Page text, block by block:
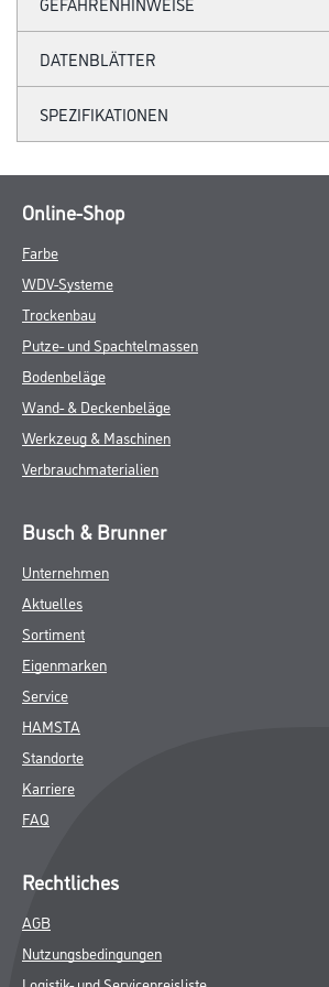
DATENBLÄTTER
SPEZIFIKATIONEN
Online-Shop
Farbe
WDV-Systeme
Trockenbau
Putze- und Spachtelmassen
Bodenbeläge
Wand- & Deckenbeläge
Werkzeug & Maschinen
Verbrauchmaterialien
Busch & Brunner
Unternehmen
Aktuelles
Sortiment
Eigenmarken
Service
HAMSTA
Standorte
Karriere
FAQ
Rechtliches
AGB
Nutzungsbedingungen